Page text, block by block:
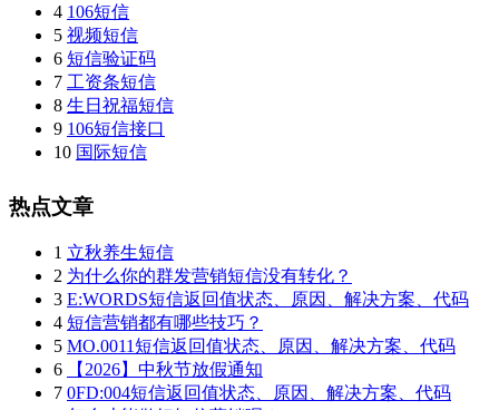
4 106短信
5 视频短信
6 短信验证码
7 工资条短信
8 生日祝福短信
9 106短信接口
10 国际短信
热点文章
1 立秋养生短信
2 为什么你的群发营销短信没有转化？
3 E:WORDS短信返回值状态、原因、解决方案、代码
4 短信营销都有哪些技巧？
5 MO.0011短信返回值状态、原因、解决方案、代码
6
【2026】中秋节放假通知
7 0FD:004短信返回值状态、原因、解决方案、代码